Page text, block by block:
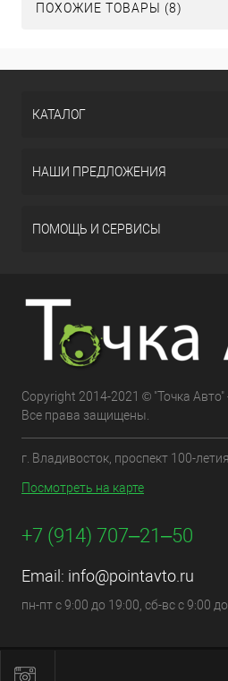
ПОХОЖИЕ ТОВАРЫ (8)
КАТАЛОГ
НАШИ ПРЕДЛОЖЕНИЯ
ПОМОЩЬ И СЕРВИСЫ
Copyright 2014-2021 © "Точка
Все права защищены.
г. Владивосток, проспект 100-
Посмотреть на карте
+7 (914) 707‒21‒50
Email: info@pointavto.ru
пн-пт с 9:00 до 19:00, сб-вс с 9:00